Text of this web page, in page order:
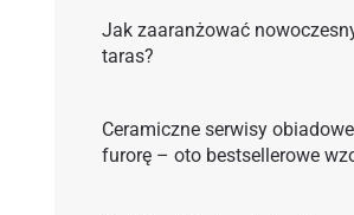
Jak zaaranżować
taras?
Ceramiczne serwisy
furorę – oto bestsellerowe